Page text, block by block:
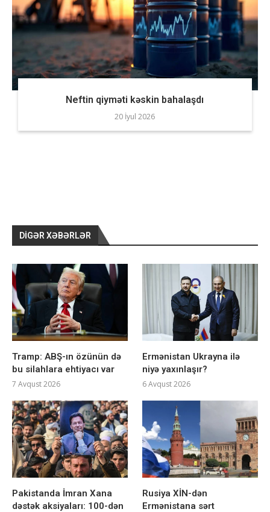
Neftin qiyməti kəskin bahalaşdı
20 İyul 2026
DIGƏR XƏBƏRLƏR
Tramp: ABŞ-ın özünün də
bu silahlara ehtiyacı var
7 Avqust 2026
Ermənistan Ukrayna ilə
niyə yaxınlaşır?
6 Avqust 2026
Pakistanda İmran Xana
dəstək aksiyaları: 100-dən
Rusiya XİN-dən
Ermənistana sərt